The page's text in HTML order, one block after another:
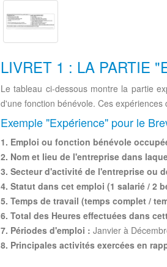
LIVRET 1 : LA PARTIE
Le tableau ci-dessous montre la partie
d'une fonction bénévole. Ces
Exemple "Expérience" pour le
1. Emploi ou fonction bénévole
2. Nom et lieu de l'entreprise dans
3. Secteur d'activité de l'entreprise ou
4. Statut dans cet emploi (1 salarié / 2
5. Temps de travail (temps complet /
6. Total des Heures effectuées dans
7. Périodes d'emploi : Janvier à
8. Principales activités exercées en